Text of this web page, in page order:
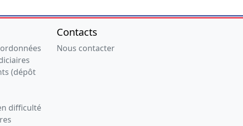
(dépôt
difficulté
Contacts
Nous contacter